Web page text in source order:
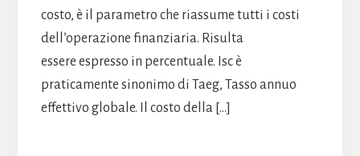
costo, è il parametro che riassume tutti i costi
dell’operazione finanziaria. Risulta
essere espresso in percentuale. Isc è
praticamente sinonimo di Taeg, Tasso annuo
effettivo globale. Il costo della […]